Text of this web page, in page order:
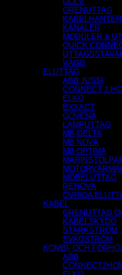
GRENUTTAG
KANALER
MODULER &
QUICK
VÄGG
ELUTTAG
ABB JUSSI
CONNECT 2
ELKO
EXXACT
GOVENA
LAMPUTTAG
MB-DELTA
MB NOVA
MB OPTIMA
MÖBELUTTAG
RENOVA
ÖVRIGA
KABEL
GRENUTTAG
KABELSKYDD
STARKSTRÖM
SVAGSTRÖM
KOMBI- OCH
ABB